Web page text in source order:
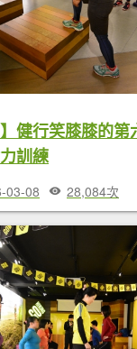
】健行笑膝膝的
訓練
03-08 28,084次